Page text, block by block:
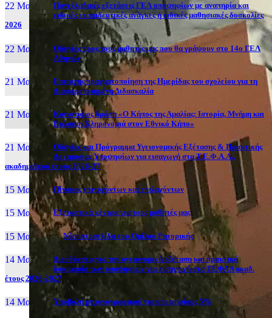
22 Μαι, 26
Πανελλαδικές εξετάσεις ΓΕΛ υποψηφίων με αναπηρία και
ειδικές εκπαιδευτικές ανάγκες ή ειδικές μαθησιακές δυσκολίες
2026
22 Μαι, 26
Οδηγίες προς τους μαθητές μας που θα γράψουν στο 14ο ΓΕΛ
Αθηνών
21 Μαι, 26
Επιτυχής πραγματοποίηση της Ημερίδας του σχολείου για τη
Διαφοροποιημένη Διδασκαλία
21 Μαι, 26
Καινοτόμος δράση «Ο Κήπος της Αμαλίας: Ιστορία, Μνήμη και
Βιώσιμη Κληρονομιά στον Εθνικό Κήπο»
21 Μαι, 26
Οδηγίες και Πρόγραμμα Υγειονομικής Εξέτασης & Πρακτικής
Δοκιμασίας Υποψηφίων για εισαγωγή στα Τ.Ε.Φ.Α.Α.,
ακαδημαϊκού έτους 2026-27
15 Μαι, 26 Πίνακας επιτυχόντων και επιλαχόντων
15 Μαι, 26 Εξεταστικά κέντρα για τους μαθητές μας
15 Μαι, 2026 Νέα ιστοσελίδα του Ομίλου Ρητορικής
14 Μαι, 26
Διευθύνσεις για την υγειονομική εξέταση και πρακτική
δοκιμασία των υποψηφίων για εισαγωγή στα ΤΕΦΑΑ ακαδ.
έτους 2026-2027
14 Μαι, 26 Yποβολή μηχανογραφικού για υποψηφίους 5%